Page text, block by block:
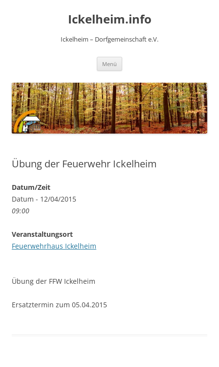
Ickelheim.info
Ickelheim – Dorfgemeinschaft e.V.
Menü
Übung der Feuerwehr Ickelheim
Datum/Zeit
Datum - 12/04/2015
09:00
Veranstaltungsort
Feuerwehrhaus Ickelheim
Übung der FFW Ickelheim
Ersatztermin zum 05.04.2015